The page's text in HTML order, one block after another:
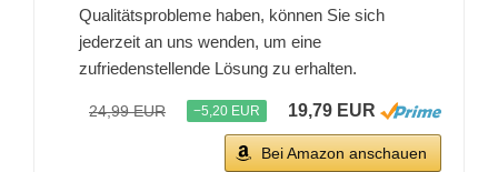
Qualitätsprobleme haben, können Sie sich
jederzeit an uns wenden, um eine
zufriedenstellende Lösung zu erhalten.
24,99 EUR −5,20 EUR 19,79 EUR
Bei Amazon anschauen